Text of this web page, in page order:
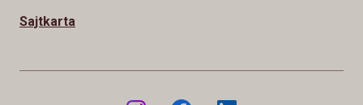
Sajtkarta